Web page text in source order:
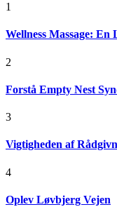
1
Wellness Massage:
2
Forstå Empty Nest
3
Vigtigheden af
4
Oplev Løvbjerg Vejen